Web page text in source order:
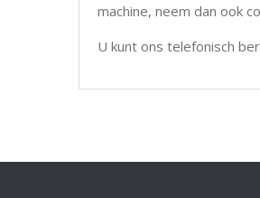
machine, neem dan ook
U kunt ons telefonisch